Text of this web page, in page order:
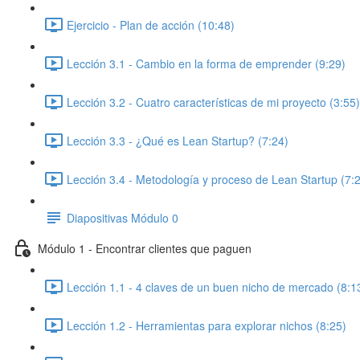
Ejercicio - Plan de acción (10:48)
Lección 3.1 - Cambio en la forma de emprender (9:29)
Lección 3.2 - Cuatro características de mi proyecto (3:55)
Lección 3.3 - ¿Qué es Lean Startup? (7:24)
Lección 3.4 - Metodología y proceso de Lean Startup
Diapositivas Módulo 0
Módulo 1 - Encontrar clientes que paguen
Lección 1.1 - 4 claves de un buen nicho de mercado
Lección 1.2 - Herramientas para explorar nichos (8:25)